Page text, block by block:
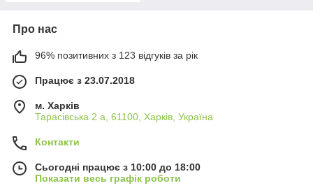
Про нас
96% позитивних з 123 відгуків за рік
Працює з 23.07.2018
м. Харків
Тарасівська 2 а, 61100, Харків, Україна
Контакти
Сьогодні працює з 10:00 до 18:00
Показати весь графік роботи